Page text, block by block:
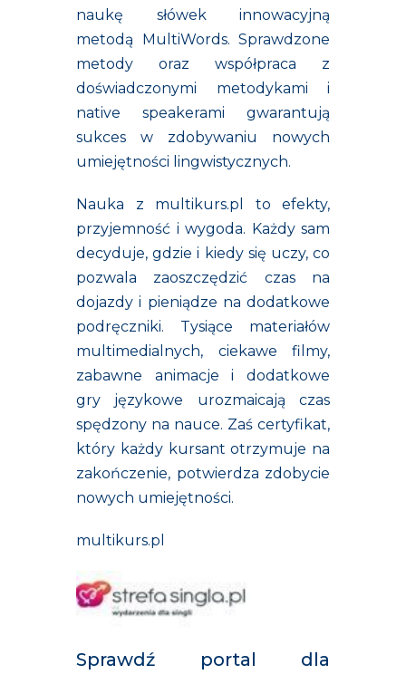
naukę słówek innowacyjną
metodą MultiWords. Sprawdzone
metody oraz współpraca z
doświadczonymi metodykami i
native speakerami gwarantują
sukces w zdobywaniu nowych
umiejętności lingwistycznych.
Nauka z multikurs.pl to efekty,
przyjemność i wygoda. Każdy sam
decyduje, gdzie i kiedy się uczy, co
pozwala zaoszczędzić czas na
dojazdy i pieniądze na dodatkowe
podręczniki. Tysiące materiałów
multimedialnych, ciekawe filmy,
zabawne animacje i dodatkowe
gry językowe urozmaicają czas
spędzony na nauce. Zaś certyfikat,
który każdy kursant otrzymuje na
zakończenie, potwierdza zdobycie
nowych umiejętności.
multikurs.pl
Sprawdź portal dla